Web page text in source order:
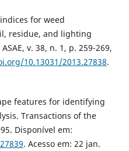
indices for weed
residue, and lighting
v. 38, n. 1, p. 259-269,
10.13031/2013.27838.
features for identifying
Transactions of the
Disponível em:
. Acesso em: 22 jan.